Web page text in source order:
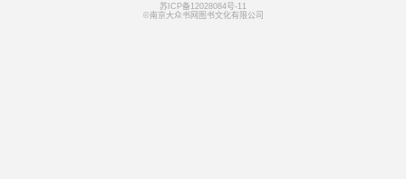
苏ICP备12028084号-11
©南京大众书网图书文化有限公司